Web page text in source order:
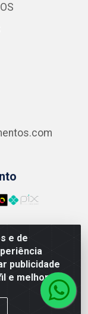
e de
publicidade
e melhorar a
RJ -